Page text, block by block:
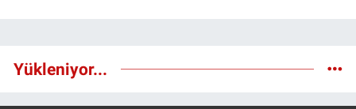
Yükleniyor...